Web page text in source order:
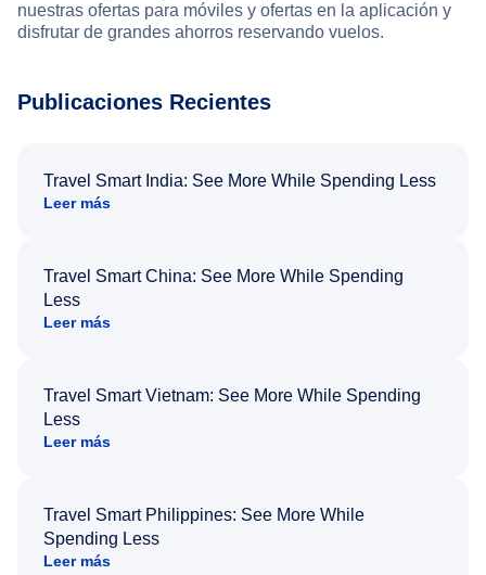
nuestras ofertas para móviles y ofertas en la aplicación y
disfrutar de grandes ahorros reservando vuelos.
Publicaciones Recientes
Travel Smart India: See More While Spending Less
Leer más
Travel Smart China: See More While Spending
Less
Leer más
Travel Smart Vietnam: See More While Spending
Less
Leer más
Travel Smart Philippines: See More While
Spending Less
Leer más